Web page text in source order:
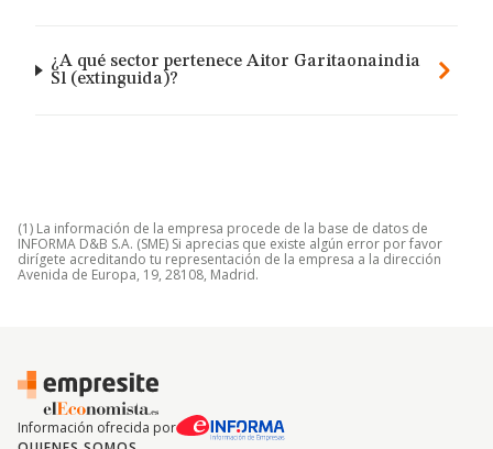
¿A qué sector pertenece Aitor Garitaonaindia
Sl (extinguida)?
(1) La información de la empresa procede de la base de datos de
INFORMA D&B S.A. (SME) Si aprecias que existe algún error por favor
dirígete acreditando tu representación de la empresa a la dirección
Avenida de Europa, 19, 28108, Madrid.
Información ofrecida por